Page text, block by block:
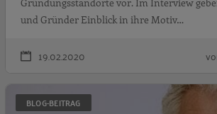
und Gründer Einblick in ihre Motiv…
19.02.2020
BLOG-BEITRAG